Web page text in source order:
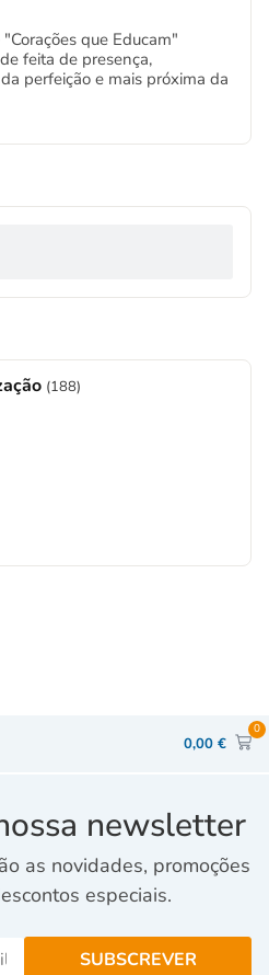
que Educam"
feita de presença,
perfeição e mais próxima da
(188)
0,00 €
0
newsletter
as novidades, promoções
especiais.